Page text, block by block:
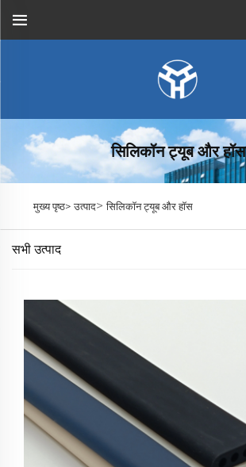
सिलिकॉन ट्यूब और हॉस
मुख्य पृष्ठ> उत्पाद>सिलिकॉन ट्यूब और हॉस
सभी उत्पाद